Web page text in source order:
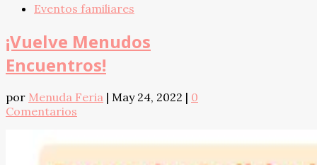
Eventos familiares
¡Vuelve Menudos
Encuentros!
por Menuda Feria | May 24, 2022 | 0
Comentarios